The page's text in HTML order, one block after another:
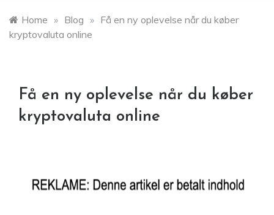
Home » Blog » Få en ny oplevelse når du køber
kryptovaluta online
Få en ny oplevelse når du køber
kryptovaluta online